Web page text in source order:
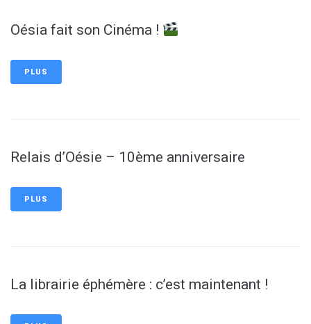
Oésia fait son Cinéma !
PLUS
Relais d’Oésie – 10ème anniversaire
PLUS
La librairie éphémère : c’est maintenant !